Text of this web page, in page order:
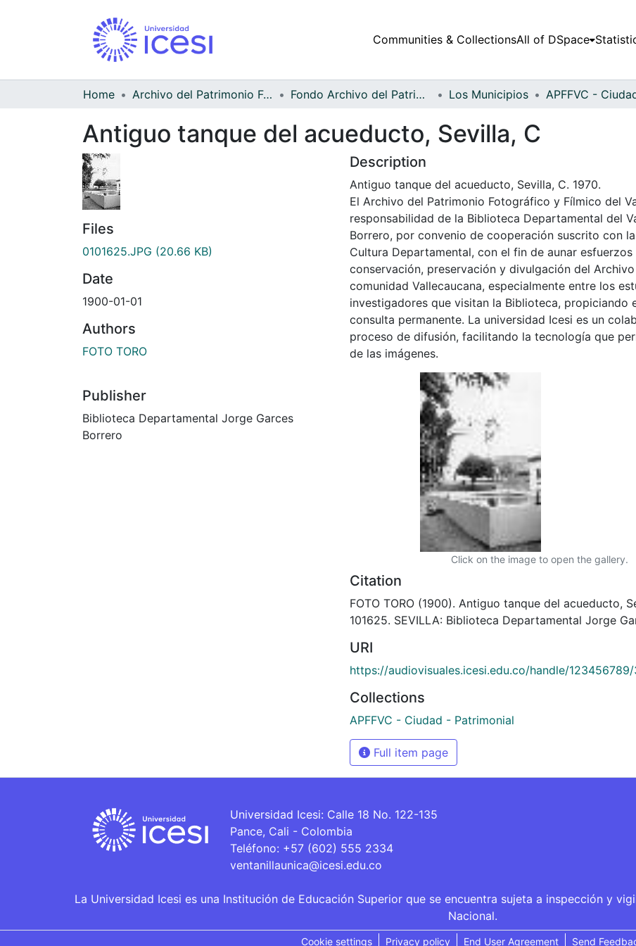
Communities & CollectionsAll of DSpace
Home Archivo del Patrimonio Fotográfico y Fílmico del Valle del Cauca Fondo Archivo del Patrimonio Fotográfico y Fílmico del Valle del Cauca Los Municipios
Antiguo tanque del acueducto, Sevilla, C
Files
0101625.JPG (20.66 KB)
Date
1900-01-01
Authors
FOTO TORO
Publisher
Biblioteca Departamental Jorge Garces
Borrero
Description
Antiguo tanque del acueducto, Sevilla, C. 1970.
El Archivo del Patrimonio Fotográfico y Fílmico del
responsabilidad de la Biblioteca Departamental del
Borrero, por convenio de cooperación suscrito con
Cultura Departamental, con el fin de aunar esfuerzos
conservación, preservación y divulgación del
comunidad Vallecaucana, especialmente entre los
investigadores que visitan la Biblioteca, propiciando
consulta permanente. La universidad Icesi es un
proceso de difusión, facilitando la tecnología que
de las imágenes.
Click on the image to open the gallery.
Citation
FOTO TORO (1900). Antiguo tanque del acueducto,
101625. SEVILLA: Biblioteca Departamental Jorge
URI
https://audiovisuales.icesi.edu.co/handle/
Collections
APFFVC - Ciudad - Patrimonial
Full item page
Universidad Icesi: Calle 18 No. 122-135
Pance, Cali - Colombia
Teléfono: +57 (602) 555 2334
ventanillaunica@icesi.edu.co
La Universidad Icesi es una Institución de Educación Superior que se encuentra sujeta a inspección y
Nacional.
Cookie settings Privacy policy End User Agreement Send